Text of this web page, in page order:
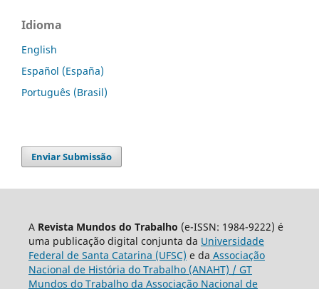
Idioma
English
Español (España)
Português (Brasil)
Enviar Submissão
A Revista Mundos do Trabalho (e-ISSN: 1984-9222) é
uma publicação digital conjunta da Universidade
Federal de Santa Catarina (UFSC) e da Associação
Nacional de História do Trabalho (ANAHT) / GT
Mundos do Trabalho da Associação Nacional de